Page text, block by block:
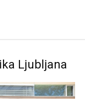
Ljubljana